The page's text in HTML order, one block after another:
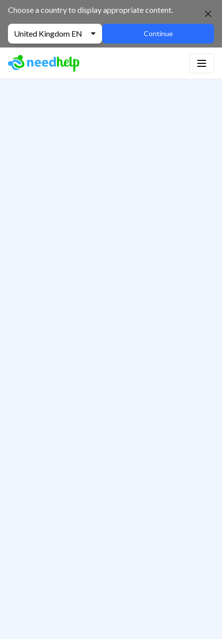
Choose a country to display appropriate content.
United Kingdom EN Continue